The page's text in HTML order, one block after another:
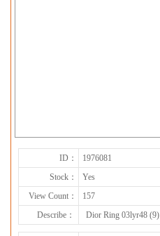
ID： 1976081
Stock：
Yes
View Count：
157
Describe：
Dior Ring 03lyr48 (9)